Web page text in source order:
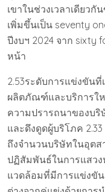
เขาในช่วงเวลาเดียว
เพิ่มขึ้นเป็น seventy
ปีงบฯ 2024 จาก sixty
หน้า
2.53ระดับการแข่งขัน
ผลิตภัณฑ์และบริการใ
ความปรารถนาของบ
และดึงดูดผู้บริโภค
ถึงจำนวนบริษัทในอุต
ปฏิสัมพันธ์ในการแสว
แวดล้อมที่มีการแข่งขั